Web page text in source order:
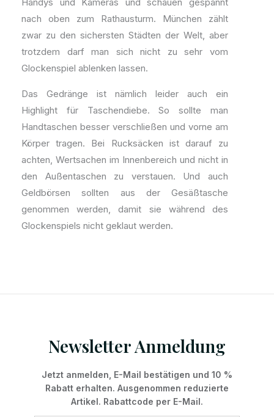
nach oben zum Rathausturm. München zählt
zwar zu den sichersten Städten der Welt, aber
trotzdem darf man sich nicht zu sehr vom
Glockenspiel ablenken lassen.
Das Gedränge ist nämlich leider auch ein
Highlight für Taschendiebe. So sollte man
Handtaschen besser verschließen und vorne am
Körper tragen. Bei Rucksäcken ist darauf zu
achten, Wertsachen im Innenbereich und nicht in
den Außentaschen zu verstauen. Und auch
Geldbörsen sollten aus der Gesäßtasche
genommen werden, damit sie während des
Glockenspiels nicht geklaut werden.
Newsletter Anmeldung
Jetzt anmelden, E-Mail bestätigen und 10 %
Rabatt erhalten. Ausgenommen reduzierte
Artikel. Rabattcode per E-Mail.